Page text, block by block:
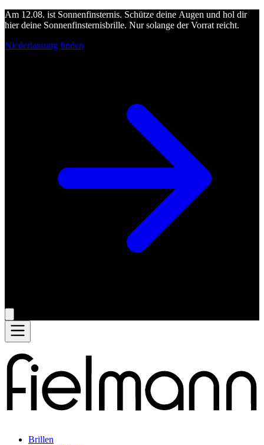
Am 12.08. ist Sonnenfinsternis. Schütze deine Augen und hol dir
hier deine Sonnenfinsternisbrille. Nur solange der Vorrat reicht.
Niederlassung finden
Brillen